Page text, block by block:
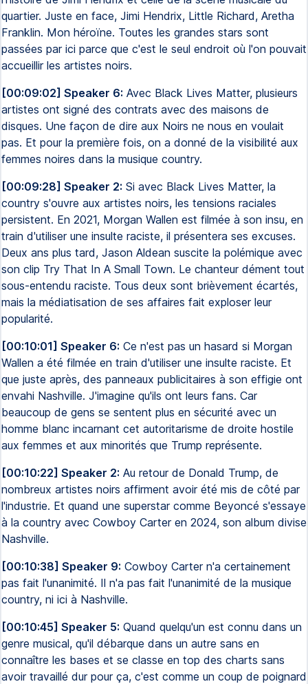
quartier. Juste en face, Jimi Hendrix, Little Richard, Aretha
Franklin. Mon héroïne. Toutes les grandes stars sont
passées par ici parce que c'est le seul endroit où l'on pouvait
accueillir les artistes noirs.
[00:09:02] Speaker 6: Avec Black Lives Matter, plusieurs
artistes ont signé des contrats avec des maisons de
disques. Une façon de dire aux Noirs ne nous en voulait
pas. Et pour la première fois, on a donné de la visibilité aux
femmes noires dans la musique country.
[00:09:28] Speaker 2: Si avec Black Lives Matter, la
country s'ouvre aux artistes noirs, les tensions raciales
persistent. En 2021, Morgan Wallen est filmée à son insu, en
train d'utiliser une insulte raciste, il présentera ses excuses.
Deux ans plus tard, Jason Aldean suscite la polémique avec
son clip Try That In A Small Town. Le chanteur dément tout
sous-entendu raciste. Tous deux sont brièvement écartés,
mais la médiatisation de ses affaires fait exploser leur
popularité.
[00:10:01] Speaker 6: Ce n'est pas un hasard si Morgan
Wallen a été filmée en train d'utiliser une insulte raciste. Et
que juste après, des panneaux publicitaires à son effigie ont
envahi Nashville. J'imagine qu'ils ont leurs fans. Car
beaucoup de gens se sentent plus en sécurité avec un
homme blanc incarnant cet autoritarisme de droite hostile
aux femmes et aux minorités que Trump représente.
[00:10:22] Speaker 2: Au retour de Donald Trump, de
nombreux artistes noirs affirment avoir été mis de côté par
l'industrie. Et quand une superstar comme Beyoncé s'essaye
à la country avec Cowboy Carter en 2024, son album divise
Nashville.
[00:10:38] Speaker 9: Cowboy Carter n'a certainement
pas fait l'unanimité. Il n'a pas fait l'unanimité de la musique
country, ni ici à Nashville.
[00:10:45] Speaker 5: Quand quelqu'un est connu dans un
genre musical, qu'il débarque dans un autre sans en
connaître les bases et se classe en top des charts sans
avoir travaillé dur pour ça, c'est comme un coup de poignard